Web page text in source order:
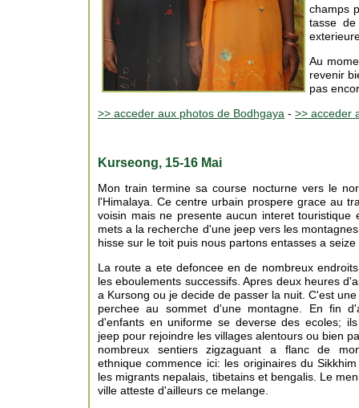
champs
tasse
Au
revenir
pas
>> acceder aux photos de Bodhgaya - >> acceder
Kurseong, 15-16 Mai
Mon train termine sa course nocturne vers le
l'Himalaya. Ce centre urbain prospere grace au
voisin mais ne presente aucun interet
mets a la recherche d'une jeep vers les
hisse sur le toit puis nous partons entasses a
La route a ete defoncee en de nombreux
les eboulements successifs. Apres deux heures
a Kursong ou je decide de passer la nuit. C'est
perchee au sommet d'une montagne. En fin
d'enfants en uniforme se deverse des ecoles;
jeep pour rejoindre les villages alentours ou bien
nombreux sentiers zigzaguant a flanc de
ethnique commence ici: les originaires du
les migrants nepalais, tibetains et bengalis. Le
ville atteste d'ailleurs ce melange.